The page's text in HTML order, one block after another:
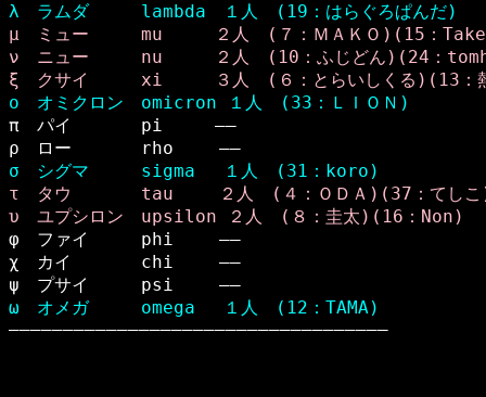
λ　ラムダ　　　lambda　１人　(19：はらぐろぱんだ)
μ　ミュー　　　mu　　　２人　(７：ＭＡＫＯ)(15：
ν　ニュー　　　nu　　　２人　(10：ふじどん)(24：
ξ　クサイ　　　xi　　　３人　(６：とらいしくる)(13
ο　オミクロン　omicron １人　(33：ＬＩＯＮ)
π　パイ　　　　pi　　　――
σ　シグマ　　　sigma 　１人　(31：koro)
τ　タウ　　　　tau 　　２人　(４：ＯＤＡ)(37：てし
υ　ユプシロン　upsilon ２人　(８：圭太)(16：Non)
φ　ファイ　　　phi 　　――
χ　カイ　　　　chi 　　――
ω　オメガ　　　omega 　１人　(12：TAMA)
―――――――――――――――――――――――――――――――――――